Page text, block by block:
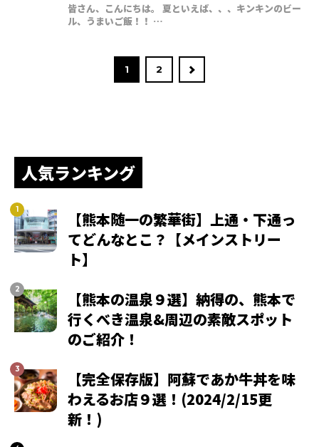
皆さん、こんにちは。 夏といえば、、、キンキンのビー
ル、うまいご飯！！ …
1 2
人気ランキング
【熊本随一の繁華街】上通・下通っ
てどんなとこ？【メインストリー
ト】
【熊本の温泉９選】納得の、熊本で
行くべき温泉&周辺の素敵スポット
のご紹介！
【完全保存版】阿蘇であか牛丼を味
わえるお店９選！(2024/2/15更
新！)